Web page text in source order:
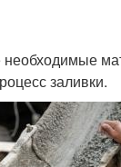
заливки.